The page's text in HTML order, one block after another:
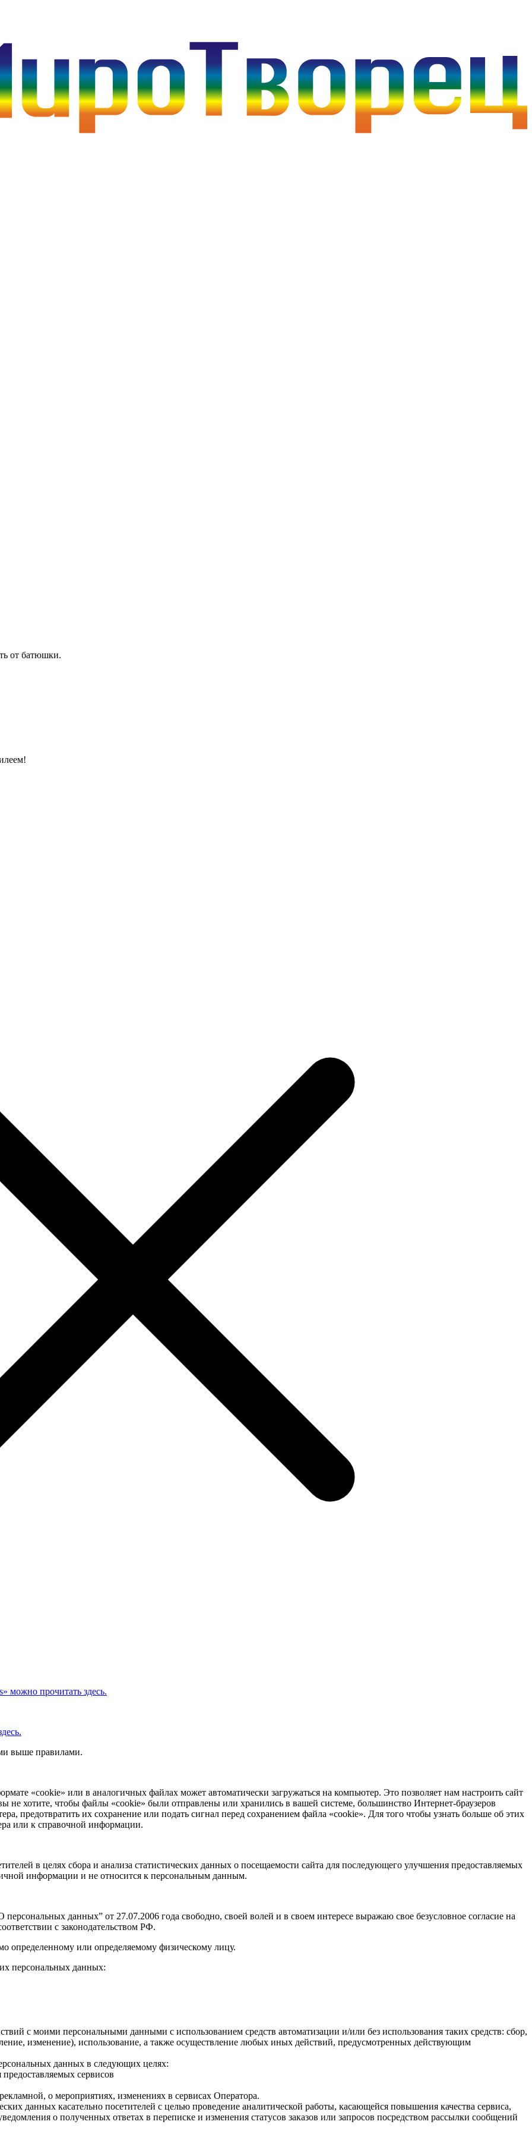
от батюшки.
можно прочитать здесь.
выше правилами.
«cookie» или в аналогичных файлах может автоматически загружаться на компьютер. Это позволяет нам настроить сайт
не хотите, чтобы файлы «cookie» были отправлены или хранились в вашей системе, большинство Интернет-браузеров
предотвратить их сохранение или подать сигнал перед сохранением файла «cookie». Для того чтобы узнать больше об этих
или к справочной информации.
в целях сбора и анализа статистических данных о посещаемости сайта для последующего улучшения предоставляемых
информации и не относится к персональным данным.
данных” от 27.07.2006 года свободно, своей волей и в своем интересе выражаю свое безусловное согласие на
с законодательством РФ.
определенному или определяемому физическому лицу.
персональных данных:
с моими персональными данными с использованием средств автоматизации и/или без использования таких средств: сбор,
изменение), использование, а также осуществление любых иных действий, предусмотренных действующим
данных в следующих целях:
сервисов
о мероприятиях, изменениях в сервисах Оператора.
данных касательно посетителей с целью проведение аналитической работы, касающейся повышения качества сервиса,
о полученных ответах в переписке и изменения статусов заказов или запросов посредством рассылки сообщений